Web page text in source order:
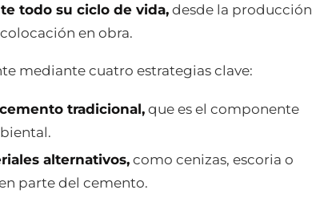
todo su ciclo de vida, desde la producción
en obra.
mediante cuatro estrategias clave:
tradicional,que es el componente
alternativos,como cenizas, escoria o
parte del cemento.